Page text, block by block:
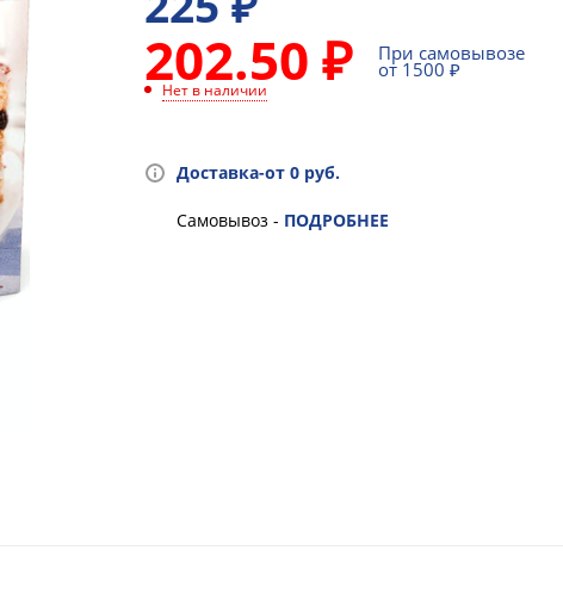
202.50 ₽ При самовывозе
от 1500 ₽
Нет в наличии
Доставка-от 0 руб.
Самовывоз - ПОДРОБНЕЕ